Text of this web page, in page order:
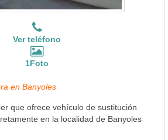
Ver teléfono
1Foto
en Banyoles
que ofrece vehículo de sustitución
en la localidad de Banyoles